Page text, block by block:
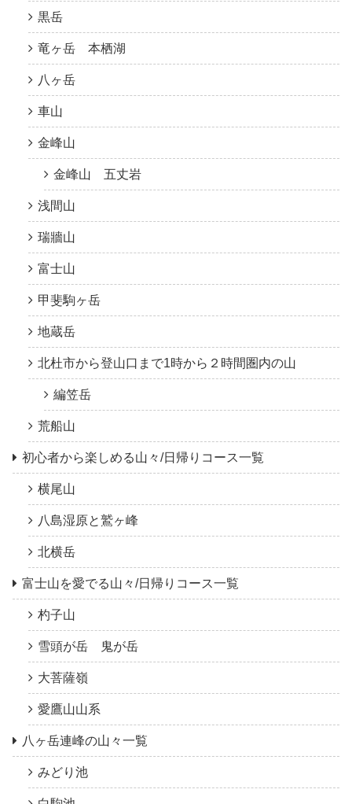
黒岳
竜ヶ岳 本栖湖
八ヶ岳
車山
金峰山
金峰山 五丈岩
浅間山
瑞牆山
富士山
甲斐駒ヶ岳
地蔵岳
北杜市から登山口まで1時から２時間圏内の山
編笠岳
荒船山
初心者から楽しめる山々/日帰りコース一覧
横尾山
八島湿原と鷲ヶ峰
北横岳
富士山を愛でる山々/日帰りコース一覧
杓子山
雪頭が岳 鬼が岳
大菩薩嶺
愛鷹山山系
八ヶ岳連峰の山々一覧
みどり池